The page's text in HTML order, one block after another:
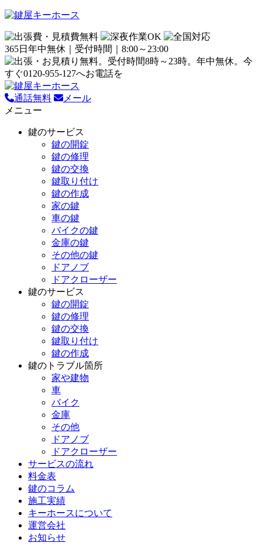
365日年中無休｜受付時間｜8:00～23:00
通話無料
メール
メニュー
鍵のサービス
鍵の開錠
鍵の修理
鍵の交換
鍵取り付け
鍵の作成
家の鍵
車の鍵
バイクの鍵
金庫の鍵
その他の鍵
ドアノブ
ドアクローザー
鍵のサービス
鍵の開錠
鍵の修理
鍵の交換
鍵取り付け
鍵の作成
鍵のトラブル箇所
家や建物
車
バイク
金庫
その他
ドアノブ
ドアクローザー
サービスの流れ
料金表
鍵のコラム
施工実績
キーホースについて
運営会社
お知らせ